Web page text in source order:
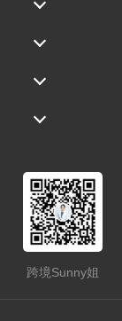
跨境Sunny姐